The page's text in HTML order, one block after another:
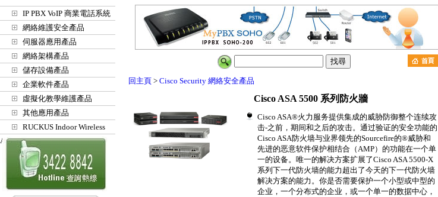
IP PBX VoIP 商業電話系統
網絡維護安全產品
伺服器應用產品
網絡架構產品
儲存設備產品
企業軟件產品
虛擬化教學維護產品
其他應用產品
RUCKUS Indoor Wireless
Access Points
回主頁 > Cisco Security 網絡安全產品
Cisco ASA 5500 系列防火牆
Cisco ASA®火力服务提供集成的威胁防御整个连续攻
击-之前，期间和之后的攻击。通过验证的安全功能的
Cisco ASA防火墙与业界领先的Sourcefire的®威胁和
先进的恶意软件保护相结合（AMP）的功能在一个单
一的设备。唯一的解决方案扩展了Cisco ASA 5500-X
系列下一代防火墙的能力超出了今天的下一代防火墙
解决方案的能力。你是否需要保护一个小型或中型的
企业，一个分布式的企业，或一个单一的数据中心，